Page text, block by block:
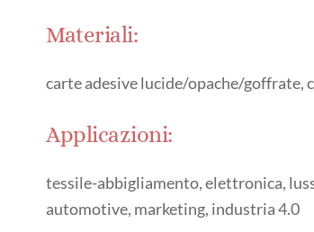
Materiali:
carte adesive lucide/opache/goffrate,
Applicazioni:
tessile-abbigliamento, elettronica,
automotive, marketing, industria 4.0